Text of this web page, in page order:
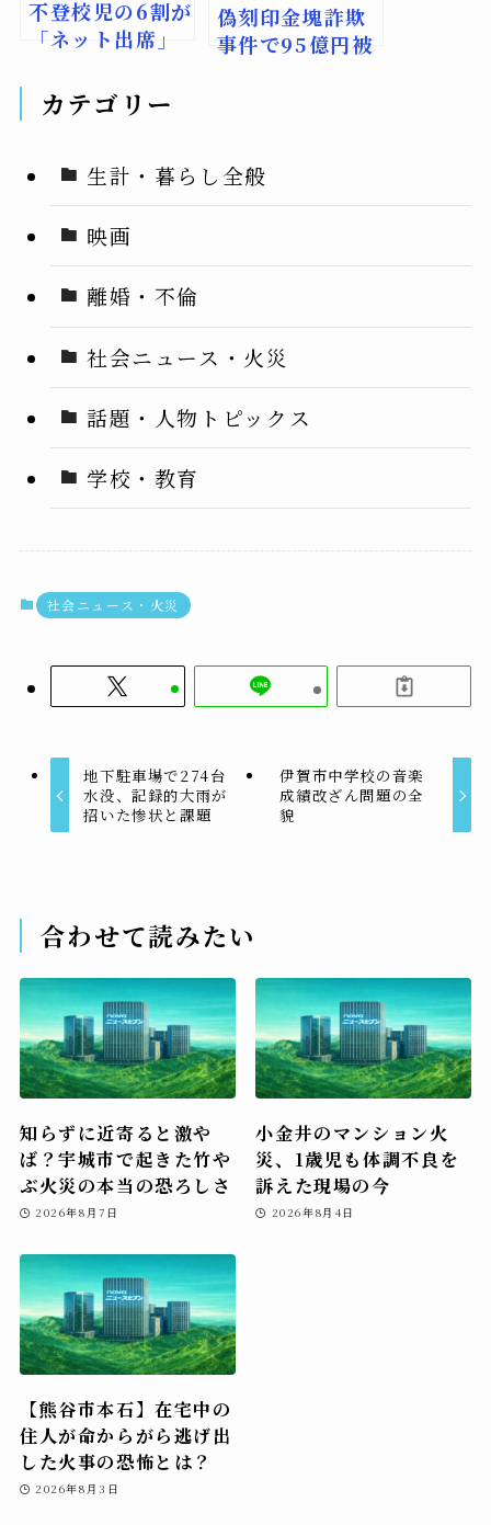
不登校児の6割が
「ネット出席」
ネット調査で判
明 周知不足で
偽刻印金塊詐欺
事件で95億円被
カテゴリー
生計・暮らし全般
映画
離婚・不倫
社会ニュース・火災
話題・人物トピックス
学校・教育
社会ニュース・火災
地下駐車場で274台
水没、記録的大雨が
招いた惨状と課題
伊賀市中学校の音楽
成績改ざん問題の全
貌
合わせて読みたい
知らずに近寄ると激や
ば？宇城市で起きた竹や
ぶ火災の本当の恐ろしさ
2026年8月7日
小金井のマンション火
災、1歳児も体調不良を
訴えた現場の今
2026年8月4日
【熊谷市本石】在宅中の
住人が命からがら逃げ出
した火事の恐怖とは？
2026年8月3日